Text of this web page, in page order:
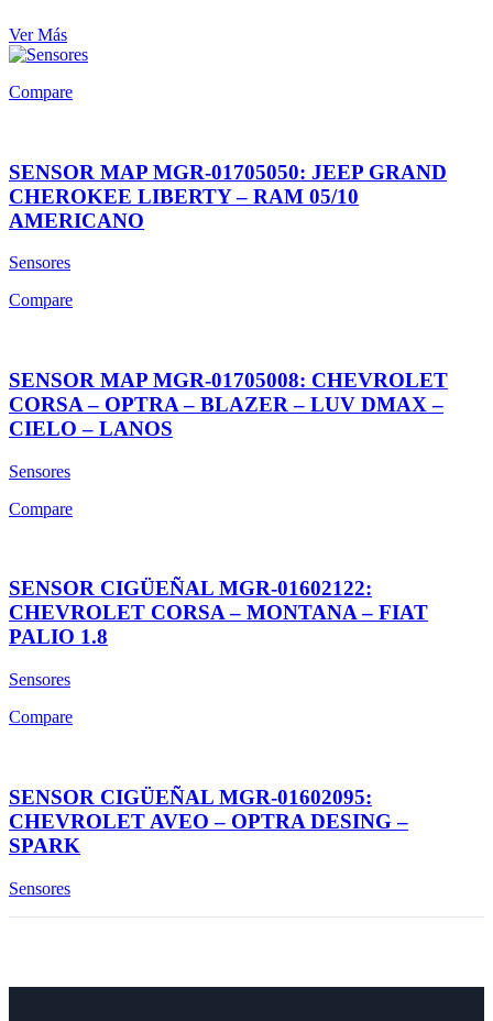
Ver Más
Compare
SENSOR MAP MGR-01705050: JEEP GRAND
CHEROKEE LIBERTY – RAM 05/10
AMERICANO
Sensores
Compare
SENSOR MAP MGR-01705008: CHEVROLET
CORSA – OPTRA – BLAZER – LUV DMAX –
CIELO – LANOS
Sensores
Compare
SENSOR CIGÜEÑAL MGR-01602122:
CHEVROLET CORSA – MONTANA – FIAT
PALIO 1.8
Sensores
Compare
SENSOR CIGÜEÑAL MGR-01602095:
CHEVROLET AVEO – OPTRA DESING –
SPARK
Sensores